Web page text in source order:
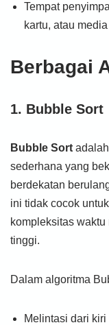
Tempat
kartu, atau
Berbagai
1. Bubble Sort
Bubble Sort
sederhana yang
berdekatan
ini tidak cocok
kompleksitas
tinggi.
Dalam algoritma
Melintasi dari